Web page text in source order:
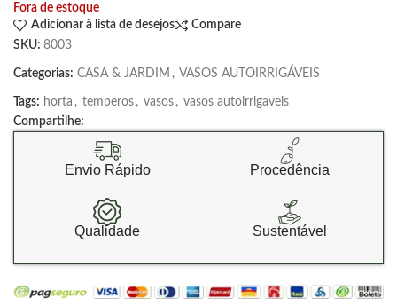
Fora de estoque
Adicionar à lista de desejos
Compare
SKU: 8003
Categorias: CASA & JARDIM , VASOS AUTOIRRIGÁVEIS
Tags: horta , temperos , vasos , vasos autoirrigaveis
Compartilhe:
Envio Rápido Procedência
Qualidade Sustentável